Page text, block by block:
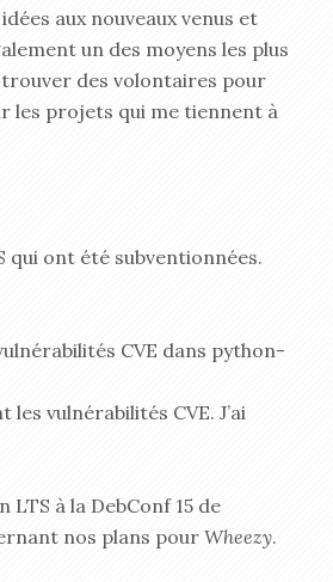
aux nouveaux venus et
un des moyens les plus
des volontaires pour
les projets qui me tiennent à
qui ont été subventionnées.
CVE dans python-
les vulnérabilités CVE. J’ai
à la DebConf 15 de
nos plans pour Wheezy.